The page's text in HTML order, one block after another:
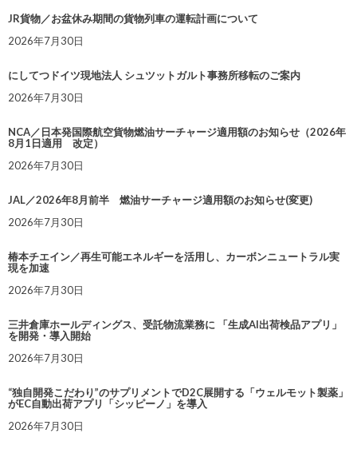
JR貨物／お盆休み期間の貨物列車の運転計画について
2026年7月30日
にしてつドイツ現地法人 シュツットガルト事務所移転のご案内
2026年7月30日
NCA／日本発国際航空貨物燃油サーチャージ適用額のお知らせ（2026年
8月1日適用 改定）
2026年7月30日
JAL／2026年8月前半 燃油サーチャージ適用額のお知らせ(変更)
2026年7月30日
椿本チエイン／再生可能エネルギーを活用し、カーボンニュートラル実
現を加速
2026年7月30日
三井倉庫ホールディングス、受託物流業務に 「生成AI出荷検品アプリ」
を開発・導入開始
2026年7月30日
“独自開発こだわり”のサプリメントでD2C展開する「ウェルモット製薬」
がEC自動出荷アプリ「シッピーノ」を導入
2026年7月30日